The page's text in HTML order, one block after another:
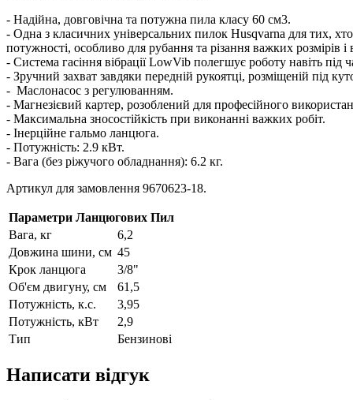
- Надійна, довговічна та потужна пила класу 60 см3.
- Одна з класичних універсальних пилок Husqvarna для тих,
потужності, особливо для рубання та різання важких розмірів
- Система гасіння вібрації LowVib полегшує роботу навіть під
- Зручний захват завдяки передній рукоятці, розміщеній під
- Маслонасос з регулюванням.
- Магнезієвий картер, розоблений для професійного
- Максимальна зносостійкість при виконанні важких робіт.
- Інерційне гальмо ланцюга.
- Потужність: 2.9 кВт.
- Вага (без ріжучого обладнання): 6.2 кг.
Артикул для замовлення 9670623-18.
Параметри Ланцюгових Пил
Вага, кг
6,2
Довжина шини, см 45
Крок ланцюга
3/8"
Об'єм двигуну, см
61,5
Потужність, к.с.
3,95
Потужність, кВт
2,9
Тип
Бензинові
Написати відгук